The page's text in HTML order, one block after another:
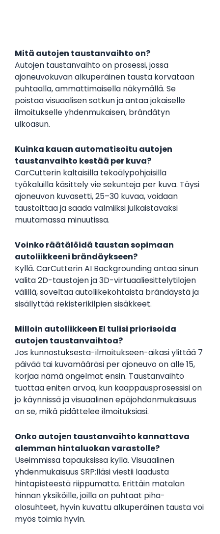
Mitä autojen taustanvaihto on?
Autojen taustanvaihto on prosessi, jossa
ajoneuvokuvan alkuperäinen tausta korvataan
puhtaalla, ammattimaisella näkymällä. Se
poistaa visuaalisen sotkun ja antaa jokaiselle
ilmoitukselle yhdenmukaisen, brändätyn
ulkoasun.
Kuinka kauan automatisoitu autojen
taustanvaihto kestää per kuva?
CarCutterin kaltaisilla tekoälypohjaisilla
työkaluilla käsittely vie sekunteja per kuva. Täysi
ajoneuvon kuvasetti, 25–30 kuvaa, voidaan
taustoittaa ja saada valmiiksi julkaistavaksi
muutamassa minuutissa.
Voinko räätälöidä taustan sopimaan
autoliikkeeni brändäykseen?
Kyllä. CarCutterin AI Backgrounding antaa sinun
valita 2D-taustojen ja 3D-virtuaaliesittelytilojen
välillä, soveltaa autoliikekohtaista brändäystä ja
sisällyttää rekisterikilpien sisäkkeet.
Milloin autoliikkeen EI tulisi priorisoida
autojen taustanvaihtoa?
Jos kunnostuksesta-ilmoitukseen-aikasi ylittää 7
päivää tai kuvamääräsi per ajoneuvo on alle 15,
korjaa nämä ongelmat ensin. Taustanvaihto
tuottaa eniten arvoa, kun kaappausprosessisi on
jo käynnissä ja visuaalinen epäjohdonmukaisuus
on se, mikä pidättelee ilmoituksiasi.
Onko autojen taustanvaihto kannattava
alemman hintaluokan varastolle?
Useimmissa tapauksissa kyllä. Visuaalinen
yhdenmukaisuus SRP:lläsi viestii laadusta
hintapisteestä riippumatta. Erittäin matalan
hinnan yksiköille, joilla on puhtaat piha-
olosuhteet, hyvin kuvattu alkuperäinen tausta voi
myös toimia hyvin.